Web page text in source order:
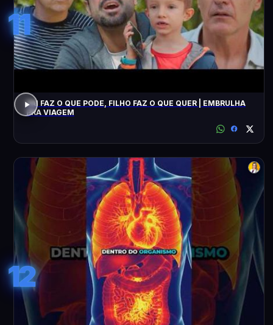
11
PAI FAZ O QUE PODE, FILHO FAZ O QUE QUER | EMBRULHA
PRA VIAGEM
12